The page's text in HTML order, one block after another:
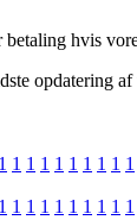
hvis
opdatering af
1 1 1 1 1 1 1 1 1 1
1 1 1 1 1 1 1 1 1 1